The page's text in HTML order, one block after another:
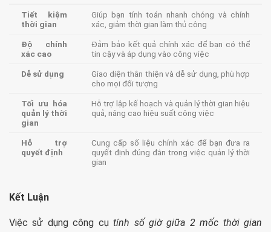
Tiết kiệm
thời gian
Giúp bạn tính toán nhanh chóng và chính
xác, giảm thời gian làm thủ công
Độ chính
xác cao
Đảm bảo kết quả chính xác để bạn có thể
tin cậy và áp dụng vào công việc
Dễ sử dụng
Giao diện thân thiện và dễ sử dụng, phù hợp
cho mọi đối tượng
Tối ưu hóa
quản lý thời
gian
Hỗ trợ lập kế hoạch và quản lý thời gian hiệu
quả, nâng cao hiệu suất công việc
Hỗ trợ
quyết định
Cung cấp số liệu chính xác để bạn đưa ra
quyết định đúng đắn trong việc quản lý thời
gian
Kết Luận
Việc sử dụng công cụtính số giờ giữa 2 mốc thời gian